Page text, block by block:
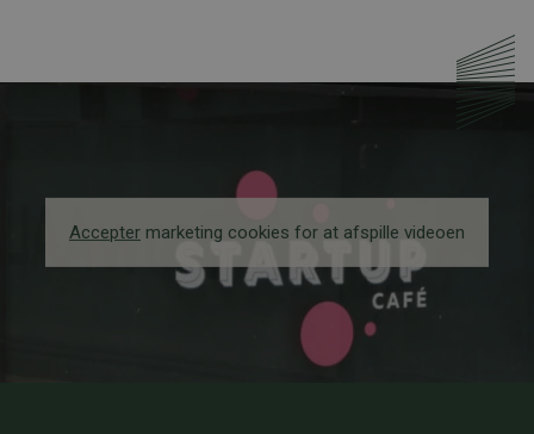
Accepter marketing cookies for at afspille videoen